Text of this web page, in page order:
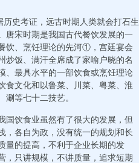
史考证，远古时期人类就会打石生
唐宋时期是我国古代餐饮发展的一
饮、烹饪理论的先河①，宫廷宴会
炒饭、满汗全席成了家喻户晓的名
、最具水平的一部饮食或烹饪理论
食文化和以鲁菜、川菜、粤菜、淮
等七十二技艺。
国饮食业虽然有了很大的发展，但
，各自为政，没有统一的规划和长
量的提高，不利于企业长期的发
，只讲规模，不讲质量，追求短期